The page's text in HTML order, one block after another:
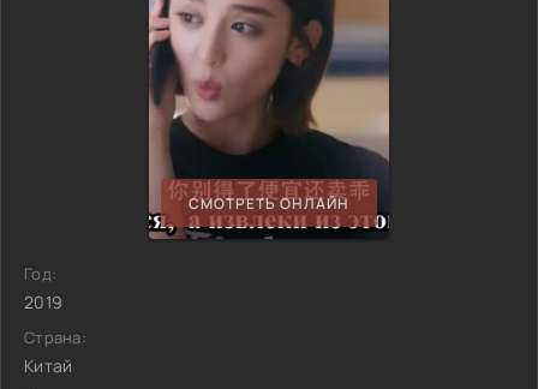
СМОТРЕТЬ ОНЛАЙН
Год:
2019
Страна:
Китай